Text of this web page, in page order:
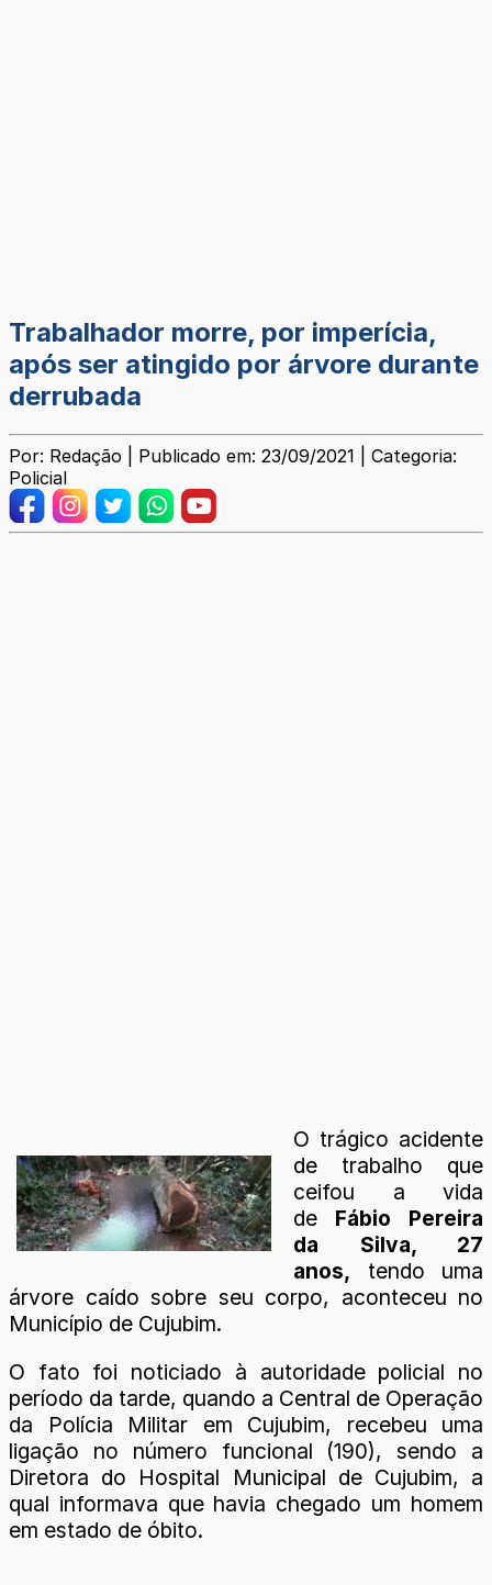
Trabalhador morre, por imperícia,
após ser atingido por árvore durante
derrubada
Por: Redação | Publicado em: 23/09/2021 | Categoria:
Policial
O trágico acidente
de trabalho que
ceifou a vida
de Fábio Pereira
da Silva, 27
anos, tendo uma
árvore caído sobre seu corpo, aconteceu no
Município de Cujubim.
O fato foi noticiado à autoridade policial no
período da tarde, quando a Central de Operação
da Polícia Militar em Cujubim, recebeu uma
ligação no número funcional (190), sendo a
Diretora do Hospital Municipal de Cujubim, a
qual informava que havia chegado um homem
em estado de óbito.